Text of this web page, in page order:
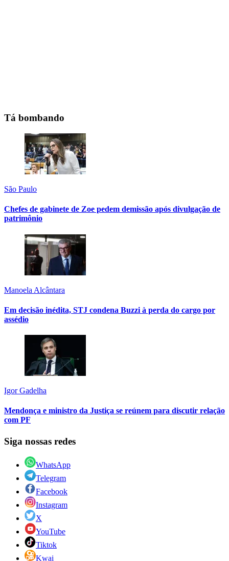
Tá bombando
São Paulo
Chefes de gabinete de Zoe pedem demissão após divulgação de
patrimônio
Manoela Alcântara
Em decisão inédita, STJ condena Buzzi à perda do cargo por
assédio
Igor Gadelha
Mendonça e ministro da Justiça se reúnem para discutir relação
com PF
Siga nossas redes
WhatsApp
Telegram
Facebook
Instagram
X
YouTube
Tiktok
Kwai